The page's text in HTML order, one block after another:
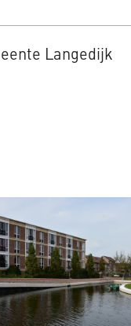
Langedijk